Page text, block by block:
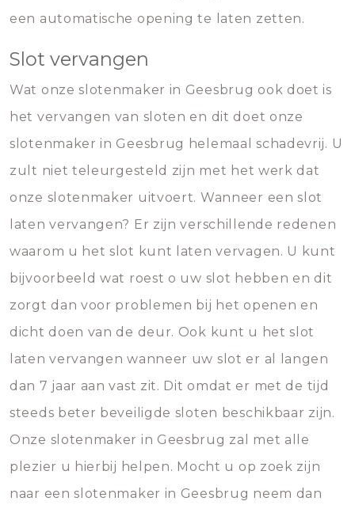
een automatische opening te laten zetten.
Slot vervangen
Wat onze slotenmaker in Geesbrug ook doet is
het vervangen van sloten en dit doet onze
slotenmaker in Geesbrug helemaal schadevrij. U
zult niet teleurgesteld zijn met het werk dat
onze slotenmaker uitvoert. Wanneer een slot
laten vervangen? Er zijn verschillende redenen
waarom u het slot kunt laten vervagen. U kunt
bijvoorbeeld wat roest o uw slot hebben en dit
zorgt dan voor problemen bij het openen en
dicht doen van de deur. Ook kunt u het slot
laten vervangen wanneer uw slot er al langen
dan 7 jaar aan vast zit. Dit omdat er met de tijd
steeds beter beveiligde sloten beschikbaar zijn.
Onze slotenmaker in Geesbrug zal met alle
plezier u hierbij helpen. Mocht u op zoek zijn
naar een slotenmaker in Geesbrug neem dan